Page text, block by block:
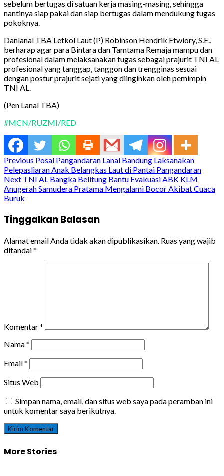
sebelum bertugas di satuan kerja masing-masing, sehingga
nantinya siap pakai dan siap bertugas dalam mendukung tugas
pokoknya.
Danlanal TBA Letkol Laut (P) Robinson Hendrik Etwiory, S.E.,
berharap agar para Bintara dan Tamtama Remaja mampu dan
profesional dalam melaksanakan tugas sebagai prajurit TNI AL
profesional yang tanggap, tanggon dan trengginas sesuai
dengan postur prajurit sejati yang diinginkan oleh pemimpin
TNI AL.
(Pen Lanal TBA)
#MCN/RUZMI/RED
Continue
Reading
Previous Posal Pangandaran Lanal Bandung Laksanakan
Pelepasliaran Anak Belangkas Laut di Pantai Pangandaran
Next TNI AL Bangka Belitung Bantu Evakuasi ABK KLM
Anugerah Samudera Pratama Mengalami Bocor Akibat Cuaca
Buruk
Tinggalkan Balasan
Alamat email Anda tidak akan dipublikasikan. Ruas yang wajib
ditandai*
Komentar*
Nama*
Email*
Situs Web
Simpan nama, email, dan situs web saya pada peramban ini
untuk komentar saya berikutnya.
More Stories